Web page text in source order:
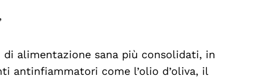
alimentazione sana più consolidati, in
antinfiammatori come l’olio d’oliva, il